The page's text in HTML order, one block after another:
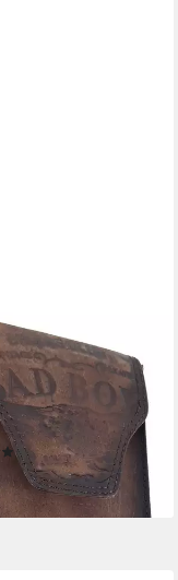
Echt Leder
Bikers Club Bad
Büffelleder
(4)
- in 4-5 Werktagen bei dir